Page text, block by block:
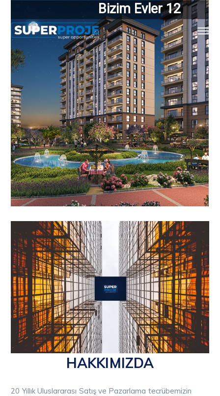
Bizim Evler 12
HAKKIMIZDA
20 Yıllık Uluslararası Satış ve Pazarlama tecrübemizin